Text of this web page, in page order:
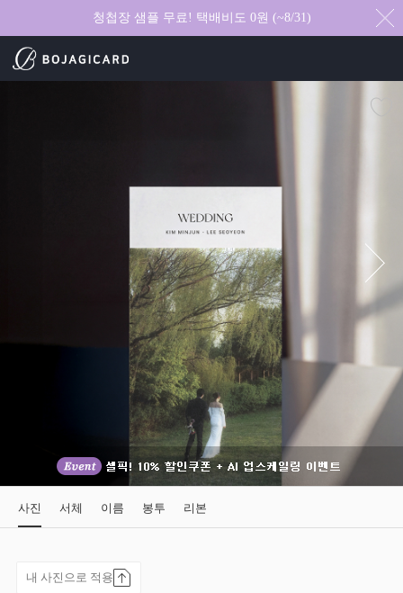
청첩장 샘플 무료! 택배비도 0원 (~8/31)
사진 서체 이름 봉투 리본
내 사진으로 적용